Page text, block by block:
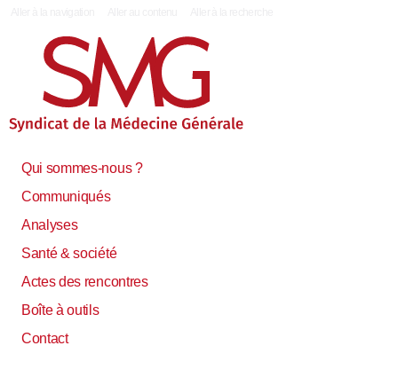
Qui sommes-nous ?
Communiqués
Analyses
Santé & société
Actes des rencontres
Boîte à outils
Contact